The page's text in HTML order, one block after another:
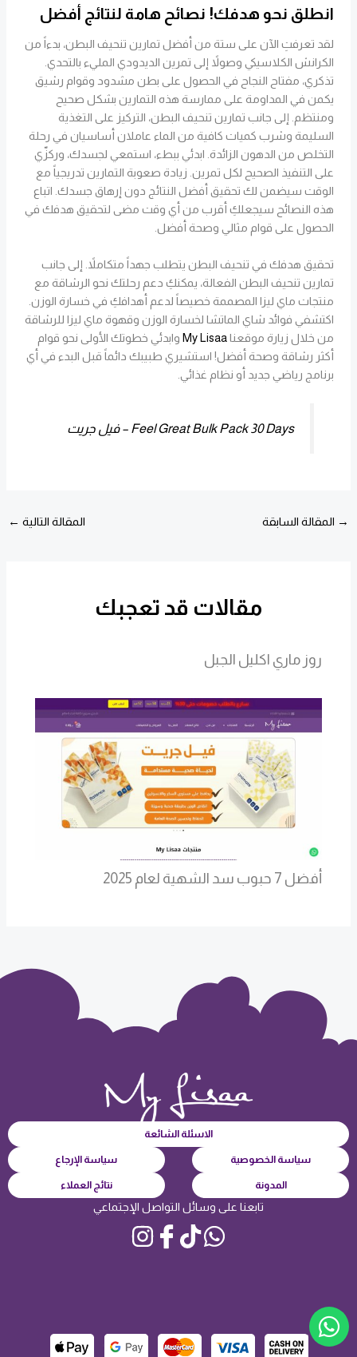
انطلق نحو هدفك! نصائح هامة لنتائج أفضل
لقد تعرفتِ الآن على ستة من أفضل تمارين تنحيف البطن، بدءاً من
الكرانش الكلاسيكي وصولاً إلى تمرين الديدودي المليء بالتحدي.
تذكري، مفتاح النجاح في الحصول على بطن مشدود وقوام رشيق
يكمن في المداومة على ممارسة هذه التمارين بشكل صحيح
ومنتظم. إلى جانب تمارين تنحيف البطن، التركيز على التغذية
السليمة وشرب كميات كافية من الماء عاملان أساسيان في رحلة
التخلص من الدهون الزائدة. ابدئي ببطء، استمعي لجسدك، وركزّي
على التنفيذ الصحيح لكل تمرين. زيادة صعوبة التمارين تدريجياً مع
الوقت سيضمن لك تحقيق أفضل النتائج دون إرهاق جسدك. اتباع
هذه النصائح سيجعلكِ أقرب من أي وقت مضى لتحقيق هدفك في
الحصول على قوام مثالي وصحة أفضل.
تحقيق هدفك في تنحيف البطن يتطلب جهداً متكاملاً. إلى جانب
تمارين تنحيف البطن الفعالة، يمكنكِ دعم رحلتك نحو الرشاقة مع
منتجات ماي ليزا المصممة خصيصاً لدعم أهدافكِ في خسارة الوزن.
اكتشفي فوائد شاي الماتشا لخسارة الوزن وقهوة ماي ليزا للرشاقة
من خلال زيارة موقعناMy Lisaa وابدئي خطوتك الأولى نحو قوام
أكثر رشاقة وصحة أفضل! استشيري طبيبك دائماً قبل البدء في أي
برنامج رياضي جديد أو نظام غذائي.
Feel Great Bulk Pack 30 Days – فيل جريت
→ المقالة السابقة المقالة التالية ←
مقالات قد تعجبك
روز ماري اكليل الجبل
أفضل 7 حبوب سد الشهية لعام 2025
الاسئلة الشائعة
سياسة الخصوصية سياسة الإرجاع
المدونة نتائج العملاء
تابعنا على وسائل التواصل الإجتماعي